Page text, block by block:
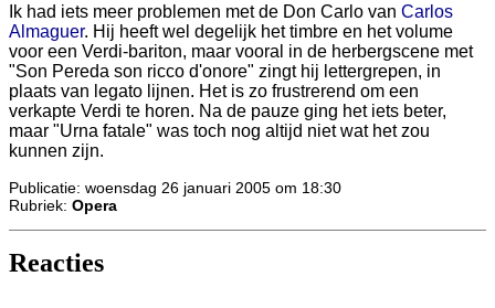
Ik had iets meer problemen met de Don Carlo van Carlos
Almaguer. Hij heeft wel degelijk het timbre en het volume
voor een Verdi-bariton, maar vooral in de herbergscene met
"Son Pereda son ricco d'onore" zingt hij lettergrepen, in
plaats van legato lijnen. Het is zo frustrerend om een
verkapte Verdi te horen. Na de pauze ging het iets beter,
maar "Urna fatale" was toch nog altijd niet wat het zou
kunnen zijn.
Publicatie: woensdag 26 januari 2005 om 18:30
Rubriek: Opera
Reacties